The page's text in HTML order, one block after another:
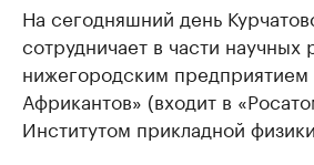
На сегодняшний день
сотрудничает в части научных
нижегородским
Африкантов» (входит в
Институтом прикладной